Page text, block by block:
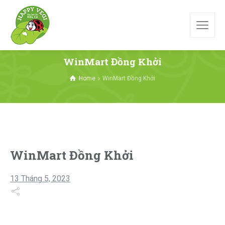
WinMart Đồng Khởi
Home WinMart Đồng Khởi
WinMart Đồng Khởi
13 Tháng 5, 2023